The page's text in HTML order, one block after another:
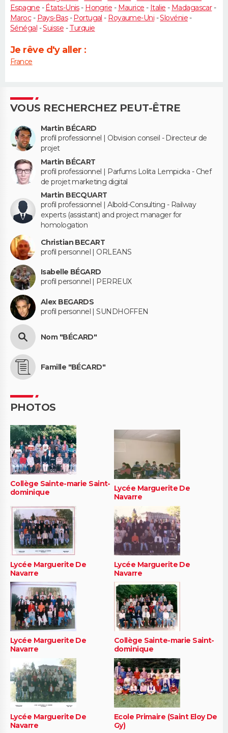
Espagne -États-Unis- Hongrie - Maurice - Italie - Madagascar-
Maroc- Pays-Bas-Portugal - Royaume-Uni -Slovénie-
Sénégal -Suisse -Turquie
Je rêve d'y aller :
France
VOUS RECHERCHEZ PEUT-ÊTRE
Martin BÉCARD
profil professionnel | Obvision conseil - Directeur de
projet
Martin BÉCART
profil professionnel | Parfums Lolita Lempicka - Chef
de projet marketing digital
Martin BECQUART
profil professionnel | Albold-Consulting - Railway
experts (assistant) and project manager for
homologation
Christian BECART
profil personnel | ORLEANS
Isabelle BÉGARD
profil personnel | PERREUX
Alex BEGARDS
profil personnel | SUNDHOFFEN
Nom "BÉCARD"
Famille "BÉCARD"
PHOTOS
Collège Sainte-marie Saint-
dominique
Lycée Marguerite De
Navarre
Lycée Marguerite De
Navarre
Lycée Marguerite De
Navarre
Lycée Marguerite De
Navarre
Collège Sainte-marie Saint-
dominique
Lycée Marguerite De
Navarre
Ecole Primaire (Saint Eloy De
Gy)